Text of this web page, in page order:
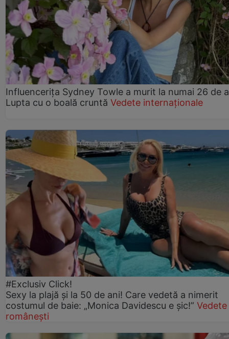
Influencerița Sydney Towle a murit la numai 26 de
Lupta cu o boală cruntă Vedete internaționale
#Exclusiv Click!
Sexy la plajă și la 50 de ani! Care vedetă a nimerit
costumul de baie: „Monica Davidescu e șic!” Vedete
românești